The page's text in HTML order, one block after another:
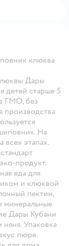
клюква
Дары
детей старше 5
ГМО, без
производства
На
всех этапах.
продукт.
еда для
и клюквой
пектин,
минеральные
Дары Кубани
Упаковка
пюре.